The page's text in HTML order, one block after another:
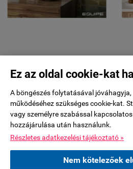
Ez az oldal cookie-kat
A böngészés folytatásával
működéséhez szükséges cookie-kat.
vagy személyre szabással
hozzájárulása után használunk.
Részletes adatkezelési tájékoztató »
Nem kötelezőek